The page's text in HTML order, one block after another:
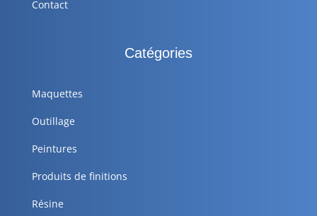
Contact
Catégories
Maquettes
Outillage
Peintures
Produits de finitions
Résine